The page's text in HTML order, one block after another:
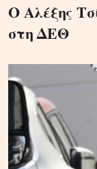
Ο Αλέξης
στη ΔΕΘ